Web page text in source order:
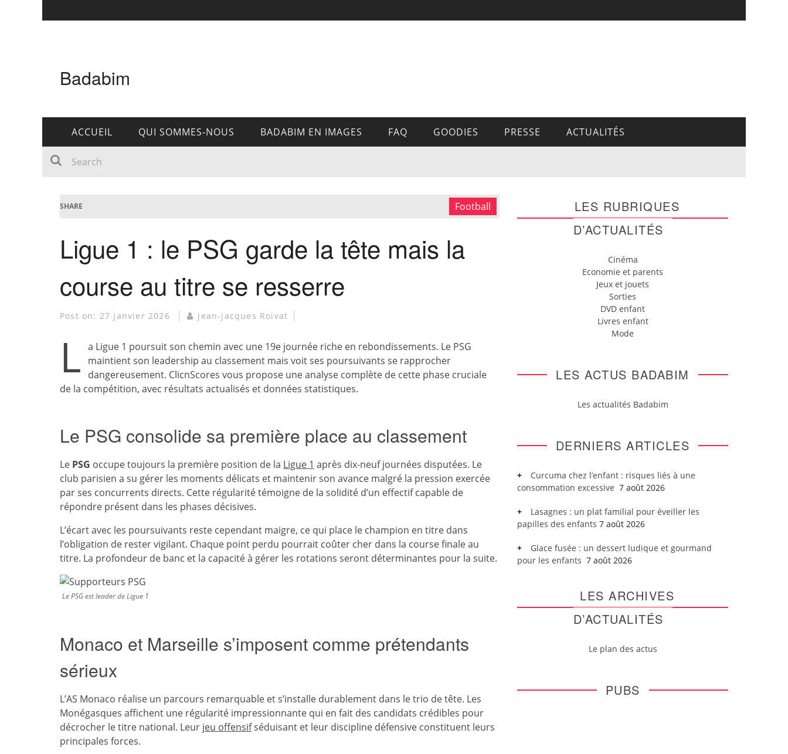
Badabim
ACCUEIL QUI SOMMES-NOUS BADABIM EN IMAGES FAQ GOODIES PRESSE ACTUALITÉS
SHARE Football
Ligue 1 : le PSG garde la tête mais la
course au titre se resserre
Post on: 27 janvier 2026 jean-jacques Roivat
L a Ligue 1 poursuit son chemin avec une 19e journée riche en rebondissements. Le PSG
maintient son leadership au classement mais voit ses poursuivants se rapprocher
dangereusement. ClicnScores vous propose une analyse complète de cette phase cruciale
de la compétition, avec résultats actualisés et données statistiques.
Le PSG consolide sa première place au classement
Le PSG occupe toujours la première position de la Ligue 1 après dix-neuf journées disputées. Le
club parisien a su gérer les moments délicats et maintenir son avance malgré la pression exercée
par ses concurrents directs. Cette régularité témoigne de la solidité d’un effectif capable de
répondre présent dans les phases décisives.
L’écart avec les poursuivants reste cependant maigre, ce qui place le champion en titre dans
l’obligation de rester vigilant. Chaque point perdu pourrait coûter cher dans la course finale au
titre. La profondeur de banc et la capacité à gérer les rotations seront déterminantes pour la suite.
Le PSG est leader de Ligue 1
Monaco et Marseille s’imposent comme prétendants
sérieux
L’AS Monaco réalise un parcours remarquable et s’installe durablement dans le trio de tête. Les
Monégasques affichent une régularité impressionnante qui en fait des candidats crédibles pour
décrocher le titre national. Leur jeu offensifséduisant et leur discipline défensive constituent leurs
principales forces.
LES RUBRIQUES
D’ACTUALITÉS
Cinéma
Economie et parents
Jeux et jouets
Sorties
DVD enfant
Livres enfant
Mode
LES ACTUS BADABIM
Les actualités Badabim
DERNIERS ARTICLES
Curcuma chez l’enfant : risques liés à une
consommation excessive 7 août 2026
Lasagnes : un plat familial pour éveiller les
papilles des enfants 7 août 2026
Glace fusée : un dessert ludique et gourmand
pour les enfants 7 août 2026
LES ARCHIVES
D’ACTUALITÉS
Le plan des actus
PUBS